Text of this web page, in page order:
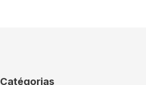
Catégorias